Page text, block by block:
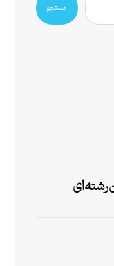
جستجو